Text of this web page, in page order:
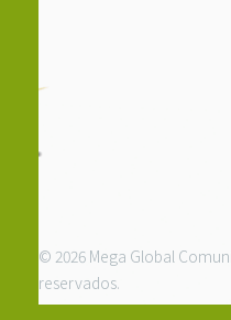
© 2026 Mega Global
reservados.